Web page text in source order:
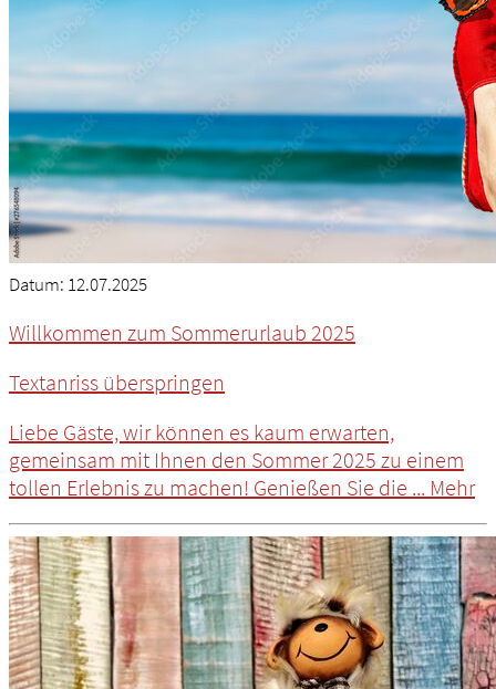
Datum: 12.07.2025
Willkommen zum Sommerurlaub 2025
Textanriss überspringen
Liebe Gäste, wir können es kaum erwarten,
gemeinsam mit Ihnen den Sommer 2025 zu einem
tollen Erlebnis zu machen! Genießen Sie die ... Mehr